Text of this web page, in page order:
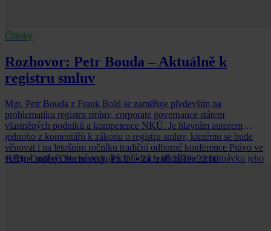
Články
Rozhovor: Petr Bouda – Aktuálně k
registru smluv
Mgr. Petr Bouda z Frank Bold se zaměřuje především na
problematiku registru smluv, corporate governance státem
vlastněných podniků a kompetence NKÚ. Je hlavním autorem
jednoho z komentářů k zákonu o registru smluv, kterému se bude
věnovat i na letošním ročníku tradiční odborné konference Právo ve
veřejné správě. Na následujících řádcích přinášíme ochutnávku jeho
JUDr. Ondřej Drachovský, Ph.D. • 24. září 2019, 22:00